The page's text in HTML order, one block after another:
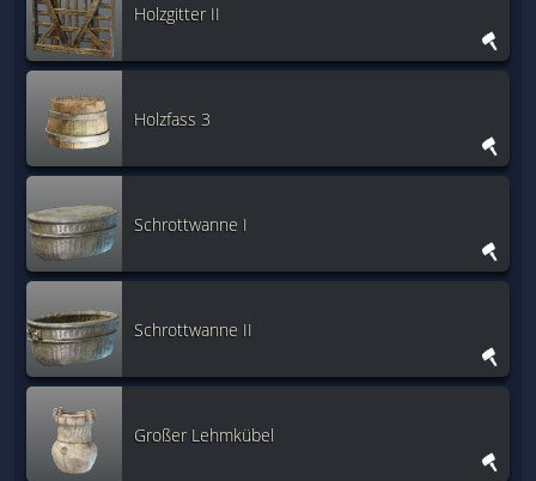
Holzgitter II
Holzfass 3
Schrottwanne I
Schrottwanne II
Großer Lehmkübel